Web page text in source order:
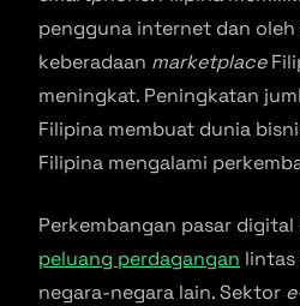
pengguna internet dan
keberadaan marketplace
meningkat. Peningkatan
Filipina membuat dunia
Filipina mengalami
Perkembangan pasar
peluang perdagangan lintas
negara-negara lain. Sektor